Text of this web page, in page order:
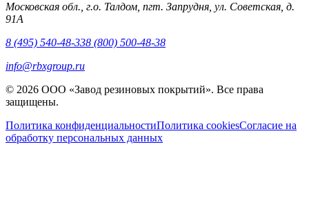
Московская обл., г.о. Талдом, пгт. Запрудня, ул. Советская, д.
91А
8 (495) 540-48-338 (800) 500-48-38
info@rbxgroup.ru
© 2026 ООО «Завод резиновых покрытий». Все права
защищены.
Политика конфиденциальностиПолитика cookiesСогласие на
обработку персональных данных